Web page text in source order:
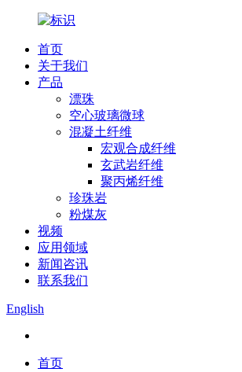
首页
关于我们
产品
漂珠
空心玻璃微球
混凝土纤维
宏观合成纤维
玄武岩纤维
聚丙烯纤维
珍珠岩
粉煤灰
视频
应用领域
新闻咨讯
联系我们
English
首页